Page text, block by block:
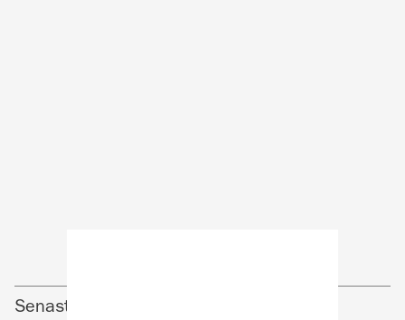
Senaste nyheter